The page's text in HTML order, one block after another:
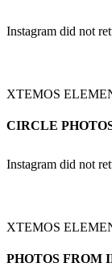
Instagram did not
XTEMOS
CIRCLE
Instagram did not
XTEMOS
PHOTOS FROM